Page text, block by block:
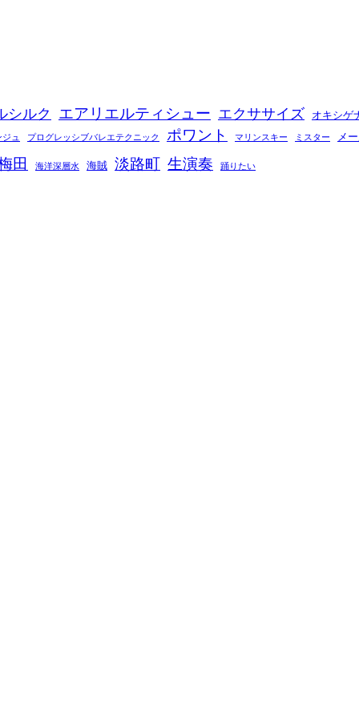
シルク エアリエルティシュー エクササイズ オキシゲ
ジュ プログレッシブバレエテクニック ポワント マリンスキー ミスター メ
田 海洋深層水 海賊 淡路町 生演奏 踊りたい